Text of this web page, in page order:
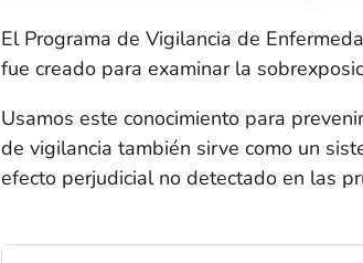
El Programa de Vigilancia de
fue creado para examinar la
Usamos este conocimiento para
de vigilancia también sirve como un
efecto perjudicial no detectado en las